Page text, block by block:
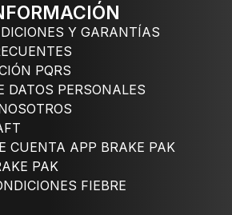
Y GARANTÍAS
PQRS
DATOS PERSONALES
CUENTA APP BRAKE PAK
PAK
FIEBRE